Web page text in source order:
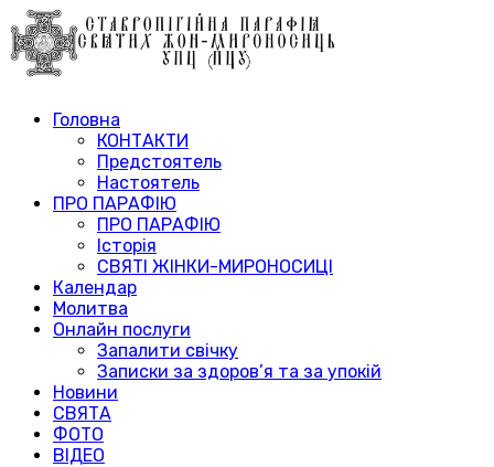
Головна
КОНТАКТИ
Предстоятель
Настоятель
ПРО ПАРАФІЮ
ПРО ПАРАФІЮ
Історія
СВЯТІ ЖІНКИ-МИРОНОСИЦІ
Календар
Молитва
Онлайн послуги
Запалити свічку
Записки за здоров’я та за упокій
Новини
СВЯТА
ФОТО
ВІДЕО